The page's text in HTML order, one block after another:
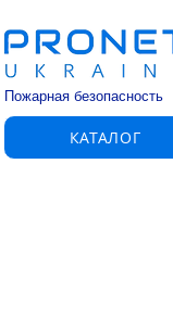
Пожарная безопасность
КАТАЛОГ